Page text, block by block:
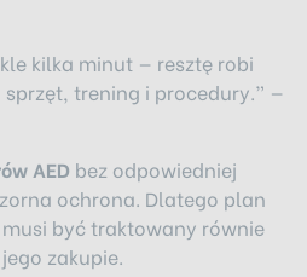
kilka minut — resztę robi
trening i procedury.” —
AED bez odpowiedniej
ochrona. Dlatego plan
być traktowany równie
zakupie.